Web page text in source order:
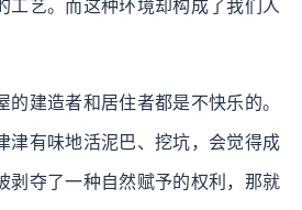
工艺。而这种环境却构成了我们人
的建造者和居住者都是不快乐的。
津有味地活泥巴、挖坑，会觉得成
剥夺了一种自然赋予的权利，那就